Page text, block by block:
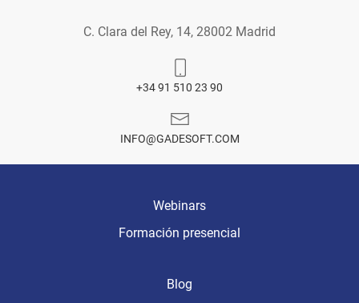
C. Clara del Rey, 14, 28002 Madrid
+34 91 510 23 90
INFO@GADESOFT.COM
Webinars
Formación presencial
Blog